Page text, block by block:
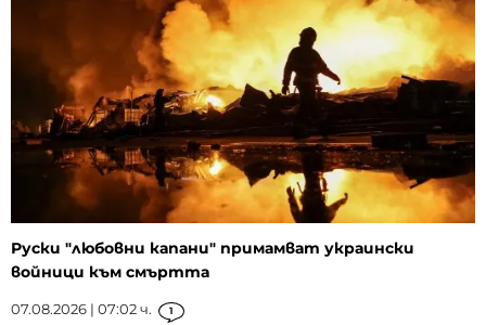
Руски "любовни капани" примамват украински
войници към смъртта
07.08.2026 | 07:02 ч. 1